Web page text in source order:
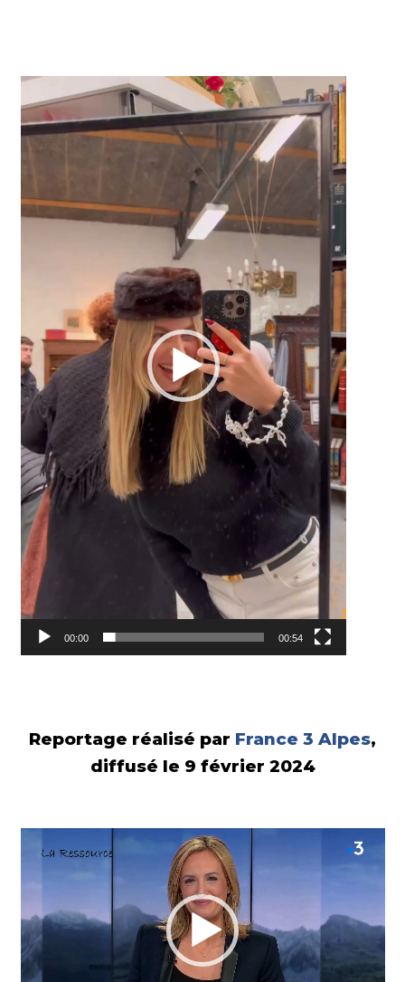
Lecteur
vidéo
00:00 00:54
Reportage réalisé par France 3 Alpes,
diffusé le 9 février 2024
vidéo